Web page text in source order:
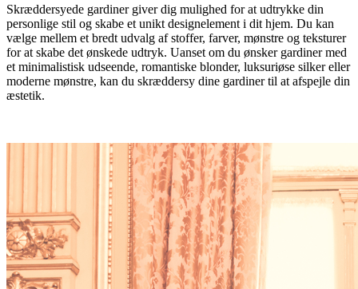
Skræddersyede gardiner giver dig mulighed for at udtrykke din
personlige stil og skabe et unikt designelement i dit hjem. Du kan
vælge mellem et bredt udvalg af stoffer, farver, mønstre og teksturer
for at skabe det ønskede udtryk. Uanset om du ønsker gardiner med
et minimalistisk udseende, romantiske blonder, luksuriøse silker eller
moderne mønstre, kan du skræddersy dine gardiner til at afspejle din
æstetik.